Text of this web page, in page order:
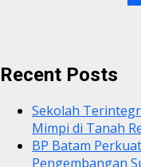
Recent Posts
Sekolah
Mimpi di Tanah
BP Batam
Pengembangan